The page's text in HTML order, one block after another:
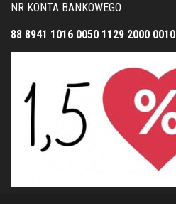
NR KONTA BANKOWEGO
88 8941 1016 0050 1129 2000 0010